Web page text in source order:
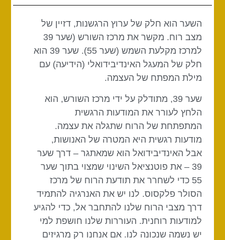
השער הוא חלק של ערוץ הרגשנות, דזיין של
מצב רוח. מקשר את מרכז השורש (שער 39
למרכז מקלעת השמש (שער 55). שער 39 הוא
חלק של המעגל האינדיבידואלי (הידיעה) עם
מילת המפתח של העצמה.
שער 39, מתודלק על ידי מרכז השורש, הוא
הלחץ לעורר את המודעות הרגשית
המתפתחת של הרוח שתגלה את עצמה.
מודעות רגשית היא המטרה של האנושות,
אבל האינדיבידואל הוא שמאתגר – דרך שער
39 – את פוטנציאל השינוי שמצוי בתוך שער
55 כדי לשחרר את תודעת הרוח של מרכז
הסולר פלקסוס. לנו יש את האנרגיה להתמיד
דרך מצבי הרוח שלנו להתחבר אל, כדי להגיע
למודעות רוחנית. העוררות שלנו חושפת למי
יש נשמה שנכונה לנו. אם אנחנו רק מרגיזים